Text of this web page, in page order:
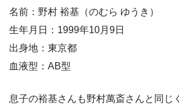
名前：野村 裕基（のむら ゆうき）
生年月日：1999年10月9日
出身地：東京都
血液型：AB型
息子の裕基さんも野村萬斎さんと同じ